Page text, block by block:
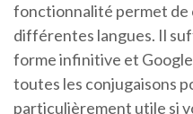
fonctionnalité permet de
différentes langues. Il
forme infinitive et
toutes les conjugaisons
particulièrement utile si